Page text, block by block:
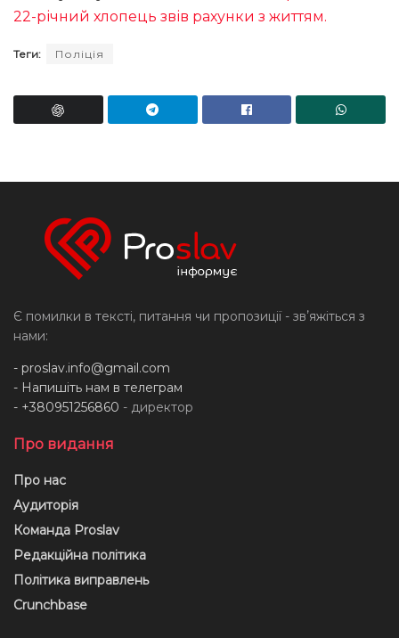
22-річний хлопець звів рахунки з життям.
Теги: Поліція
Є помилки в тексті, питання чи пропозиції - звʼяжіться з
нами:
- proslav.info@gmail.com
- Напишіть нам в телеграм
- +380951256860 - директор
Про видання
Про нас
Аудиторія
Команда Proslav
Редакційна політика
Політика виправлень
Crunchbase